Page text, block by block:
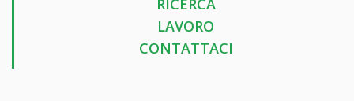
LAVORO
CONTATTACI